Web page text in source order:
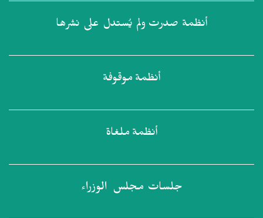
أنظمة صدرتولم يُستدل على نشرها
موقوفة
ملغاة
جلسات مجلسالوزراء